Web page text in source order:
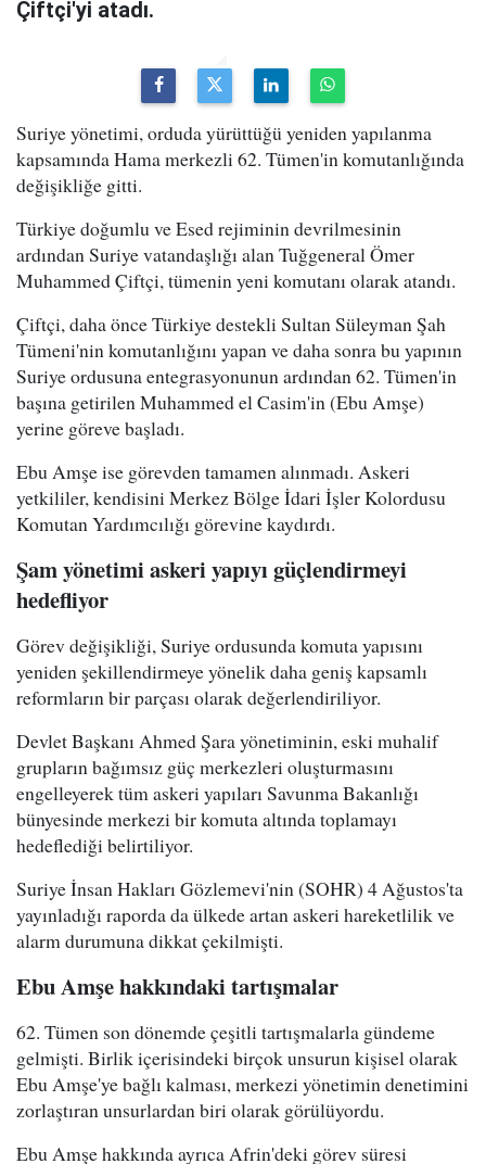
Çiftçi'yi atadı.
Suriye yönetimi, orduda yürüttüğü yeniden yapılanma
kapsamında Hama merkezli 62. Tümen'in komutanlığında
değişikliğe gitti.
Türkiye doğumlu ve Esed rejiminin devrilmesinin
ardından Suriye vatandaşlığı alan Tuğgeneral Ömer
Muhammed Çiftçi, tümenin yeni komutanı olarak atandı.
Çiftçi, daha önce Türkiye destekli Sultan Süleyman Şah
Tümeni'nin komutanlığını yapan ve daha sonra bu yapının
Suriye ordusuna entegrasyonunun ardından 62. Tümen'in
başına getirilen Muhammed el Casim'in (Ebu Amşe)
yerine göreve başladı.
Ebu Amşe ise görevden tamamen alınmadı. Askeri
yetkililer, kendisini Merkez Bölge İdari İşler Kolordusu
Komutan Yardımcılığı görevine kaydırdı.
Şam yönetimi askeri yapıyı güçlendirmeyi
hedefliyor
Görev değişikliği, Suriye ordusunda komuta yapısını
yeniden şekillendirmeye yönelik daha geniş kapsamlı
reformların bir parçası olarak değerlendiriliyor.
Devlet Başkanı Ahmed Şara yönetiminin, eski muhalif
grupların bağımsız güç merkezleri oluşturmasını
engelleyerek tüm askeri yapıları Savunma Bakanlığı
bünyesinde merkezi bir komuta altında toplamayı
hedeflediği belirtiliyor.
Suriye İnsan Hakları Gözlemevi'nin (SOHR) 4 Ağustos'ta
yayınladığı raporda da ülkede artan askeri hareketlilik ve
alarm durumuna dikkat çekilmişti.
Ebu Amşe hakkındaki tartışmalar
62. Tümen son dönemde çeşitli tartışmalarla gündeme
gelmişti. Birlik içerisindeki birçok unsurun kişisel olarak
Ebu Amşe'ye bağlı kalması, merkezi yönetimin denetimini
zorlaştıran unsurlardan biri olarak görülüyordu.
Ebu Amşe hakkında ayrıca Afrin'deki görev süresi